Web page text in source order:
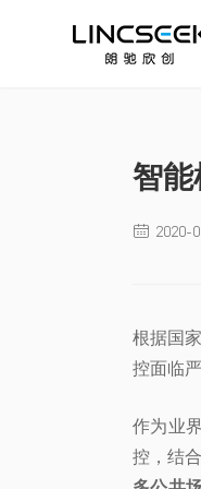
智
 2020-
根据国
控面临
作为业
控，结